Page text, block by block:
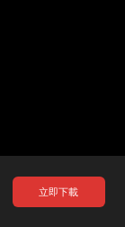
立即下載